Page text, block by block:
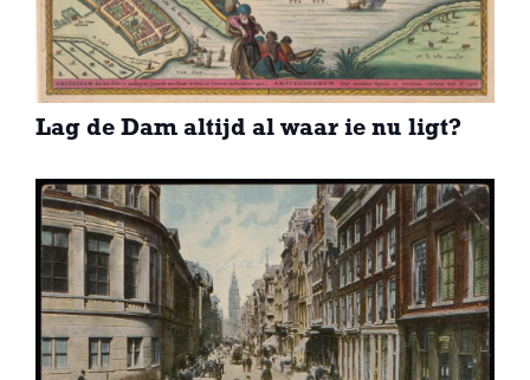
Lag de Dam altijd al waar ie nu ligt?